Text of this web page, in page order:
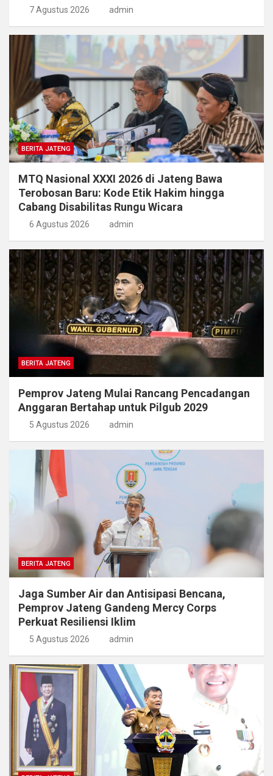
7 Agustus 2026 admin
BERITA JATENG
MTQ Nasional XXXI 2026 di Jateng Bawa
Terobosan Baru: Kode Etik Hakim hingga
Cabang Disabilitas Rungu Wicara
6 Agustus 2026 admin
BERITA JATENG
Pemprov Jateng Mulai Rancang Pencadangan
Anggaran Bertahap untuk Pilgub 2029
5 Agustus 2026 admin
BERITA JATENG
Jaga Sumber Air dan Antisipasi Bencana,
Pemprov Jateng Gandeng Mercy Corps
Perkuat Resiliensi Iklim
5 Agustus 2026 admin